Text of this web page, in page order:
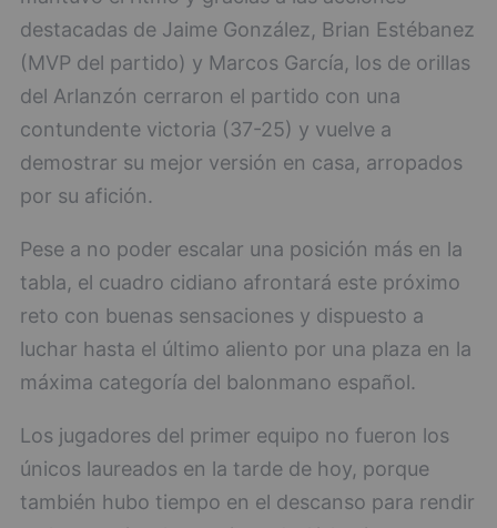
destacadas de Jaime González, Brian Estébanez
(MVP del partido) y Marcos García, los de orillas
del Arlanzón cerraron el partido con una
contundente victoria (37-25) y vuelve a
demostrar su mejor versión en casa, arropados
por su afición.
Pese a no poder escalar una posición más en la
tabla, el cuadro cidiano afrontará este próximo
reto con buenas sensaciones y dispuesto a
luchar hasta el último aliento por una plaza en la
máxima categoría del balonmano español.
Los jugadores del primer equipo no fueron los
únicos laureados en la tarde de hoy, porque
también hubo tiempo en el descanso para rendir